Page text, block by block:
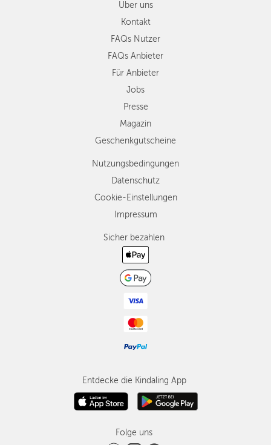
Über uns
Kontakt
FAQs Nutzer
FAQs Anbieter
Für Anbieter
Jobs
Presse
Magazin
Geschenkgutscheine
Nutzungsbedingungen
Datenschutz
Cookie-Einstellungen
Impressum
Sicher bezahlen
Entdecke die Kindaling App
Folge uns